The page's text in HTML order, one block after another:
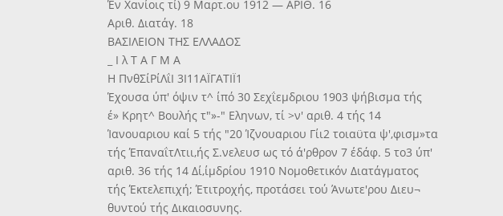
Έν Χανίοις τί) 9 Μαρτ.ου 1912 — ΑΡΙΘ. 16
Αριθ. Διατάγ. 18
ΒΑΣΙΛΕΙΟΝ ΤΗΣ ΕΛΛΑΔΟΣ
_ Ι λ Τ Α Γ Μ Α
Η ΠνθΣίΡίΛΐΙ 3Ι11ΑΪΓΑΤΙΪ1
Έχουσα ύπ' όψιν τ^ ίπό 30 Σεχΐεμδριου 1903 ψήβισμα τής
έ» Κρητ^ Βουλής τ"»-" Εληνων, τί >ν' αριθ. 4 τής 14
Ίανουαριου καί 5 τής "20 Ίζνουαριου Γίι2 τοιαϋτα ψ',φισμ»τα
τής ΈπαναΐτΛτιι,ής Σ.νελευσ ως τό ά'ρθρον 7 έδάφ. 5 το3 ύπ'
αριθ. 36 τής 14 Δί,ίμδρίου 1910 Νομοθετικόν Διατάγματος
τής Έκτελεπιχή; Έτιτροχής, προτάσει τού Άνωτε'ρου Διευ¬
θυντού τής Δικαιοσυνης.